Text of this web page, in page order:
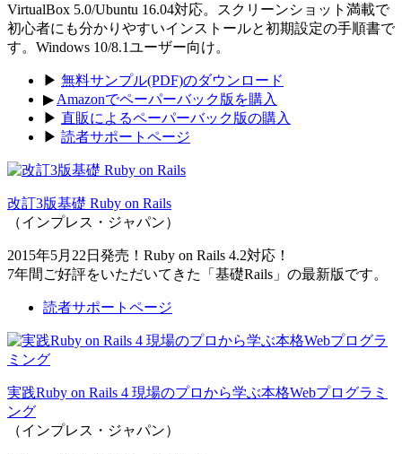
VirtualBox 5.0/Ubuntu 16.04対応。スクリーンショット満載で
初心者にも分かりやすいインストールと初期設定の手順書で
す。Windows 10/8.1ユーザー向け。
▶ 無料サンプル(PDF)のダウンロード
▶ Amazonでペーパーバック版を購入
▶ 直販によるペーパーバック版の購入
▶ 読者サポートページ
改訂3版基礎 Ruby on Rails
（インプレス・ジャパン）
2015年5月22日発売！Ruby on Rails 4.2対応！
7年間ご好評をいただいてきた「基礎Rails」の最新版です。
読者サポートページ
実践Ruby on Rails 4 現場のプロから学ぶ本格Webプログラミ
ング
（インプレス・ジャパン）